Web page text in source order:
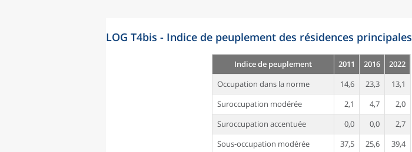
LOG T4bis - Indice de peuplement des résidences principales
Indice de peuplement 2011 2016
2022
Occupation dans la norme
14,6 23,3
13,1
Suroccupation modérée
2,1 4,7
2,0
Suroccupation accentuée
0,0 0,0
2,7
Sous-occupation modérée
37,5 25,6
39,4